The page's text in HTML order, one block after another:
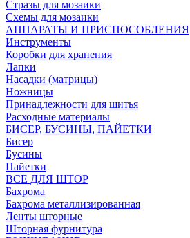
Стразы для мозаики
Схемы для мозаики
АППАРАТЫ И ПРИСПОСОБЛЕНИЯ
Инструменты
Коробки для хранения
Лапки
Насадки (матрицы)
Ножницы
Принадлежности для шитья
Расходные материалы
БИСЕР, БУСИНЫ, ПАЙЕТКИ
Бисер
Бусины
Пайетки
ВСЕ ДЛЯ ШТОР
Бахрома
Бахрома металлизированная
Ленты шторные
Шторная фурнитура